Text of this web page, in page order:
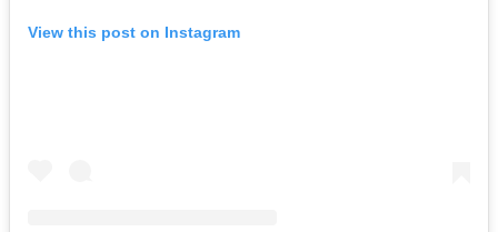
View this post on Instagram